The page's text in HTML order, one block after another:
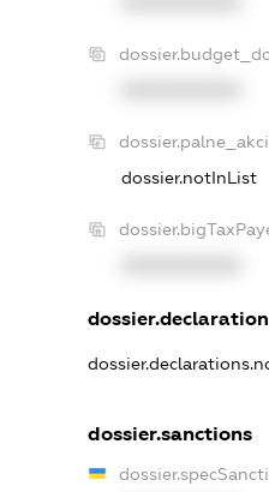
dossier.notInList
dossier.sanctions